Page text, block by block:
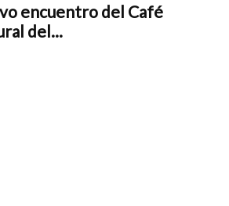
encuentro del Café
del...